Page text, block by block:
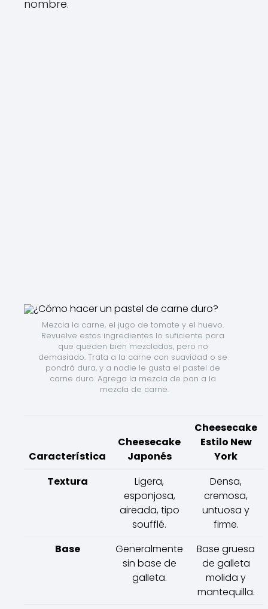
nombre.
Mezcla la carne, el jugo de tomate y el huevo.
Revuelve estos ingredientes lo suficiente para
que queden bien mezclados, pero no
demasiado. Trata a la carne con suavidad o se
pondrá dura, y a nadie le gusta el pastel de
carne duro. Agrega la mezcla de pan a la
mezcla de carne.
Característica
Cheesecake
Japonés
Cheesecake
Estilo New
York
Textura
Ligera,
esponjosa,
aireada, tipo
soufflé.
Densa,
cremosa,
untuosa y
firme.
Base
Generalmente
sin base de
galleta.
Base gruesa
de galleta
molida y
mantequilla.